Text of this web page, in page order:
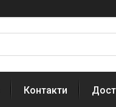
Контакти